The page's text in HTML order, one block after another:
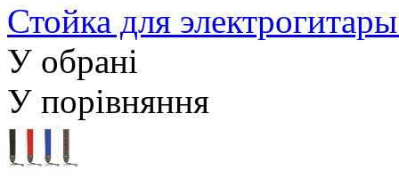
Стойка для
У обрані
У порівняння